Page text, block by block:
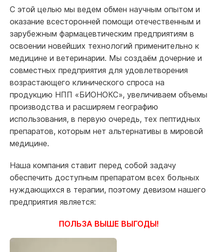
С этой целью мы ведем обмен научным опытом и
оказание всесторонней помощи отечественным и
зарубежным фармацевтическим предприятиям в
освоении новейших технологий применительно к
медицине и ветеринарии. Мы создаём дочерние и
совместных предприятия для удовлетворения
возрастающего клинического спроса на
продукцию НПП «БИОНОКС», увеличиваем объемы
производства и расширяем географию
использования, в первую очередь, тех пептидных
препаратов, которым нет альтернативы в мировой
медицине.
Наша компания ставит перед собой задачу
обеспечить доступным препаратом всех больных
нуждающихся в терапии, поэтому девизом нашего
предприятия является:
ПОЛЬЗА ВЫШЕ ВЫГОДЫ!